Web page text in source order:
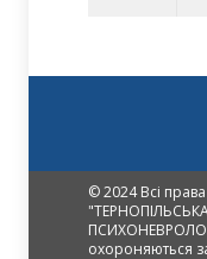
© 2024 Всі
охороняються